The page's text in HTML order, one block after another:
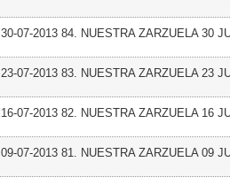
30-07-2013 84. NUESTRA ZARZUELA 30
23-07-2013 83. NUESTRA ZARZUELA 23
16-07-2013 82. NUESTRA ZARZUELA 16
09-07-2013 81. NUESTRA ZARZUELA 09